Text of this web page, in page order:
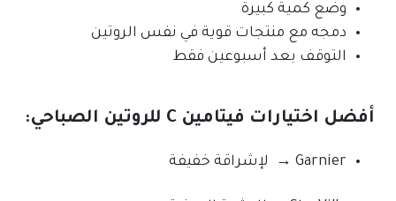
وضع كمية كبيرة
دمجه مع منتجات قوية في نفس الروتين
التوقف بعد أسبوعين فقط
أفضل اختيارات فيتامين C للروتين الصباحي:
Garnier → لإشراقة خفيفة